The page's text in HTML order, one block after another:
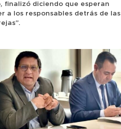
finalizó diciendo que esperan
a los responsables detrás de las